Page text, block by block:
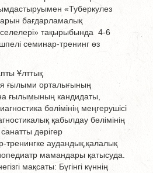
«Туберкулез
бағдарламалық
тақырыбында 4-6
семинар-тренинг өз
Ұлттық
ғылыми орталығының
ғылымының кандидаты,
бөлімінің меңгерушісі
қабылдау бөлімінің
дәрігер
аудандық,қалалық
мамандары қатысуда.
мақсаты: Бүгінгі күннің